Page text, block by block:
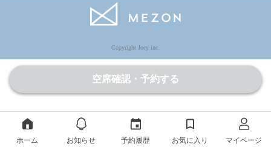
空席確認・予約する
Copyright Jocy inc.
ホーム お知らせ 予約履歴 お気に入り マイページ